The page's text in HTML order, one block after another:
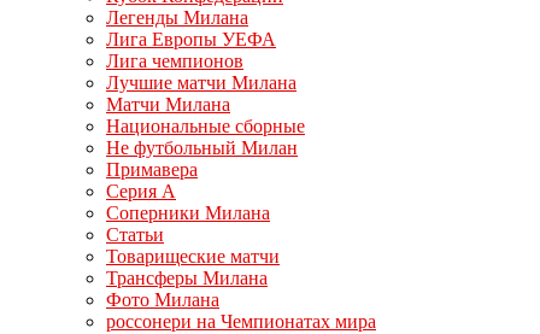
Легенды Милана
Лига Европы УЕФА
Лига чемпионов
Лучшие матчи Милана
Матчи Милана
Национальные сборные
Не футбольный Милан
Примавера
Серия А
Соперники Милана
Статьи
Товарищеские матчи
Трансферы Милана
Фото Милана
россонери на Чемпионатах мира